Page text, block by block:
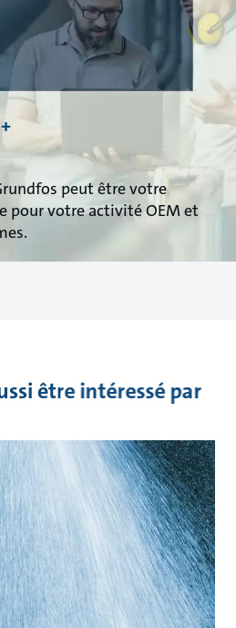
peut être votre
pour votre activité OEM et
être intéressé par